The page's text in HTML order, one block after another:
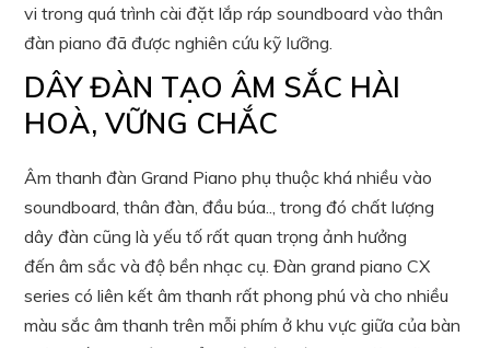
vi trong quá trình cài đặt lắp ráp soundboard vào thân
đàn piano đã được nghiên cứu kỹ lưỡng.
DÂY ĐÀN TẠO ÂM SẮC HÀI
HOÀ, VỮNG CHẮC
Âm thanh đàn Grand Piano phụ thuộc khá nhiều vào
soundboard, thân đàn, đầu búa.., trong đó chất lượng
dây đàn cũng là yếu tố rất quan trọng ảnh hưởng
đến âm sắc và độ bền nhạc cụ. Đàn grand piano CX
series có liên kết âm thanh rất phong phú và cho nhiều
màu sắc âm thanh trên mỗi phím ở khu vực giữa của bàn